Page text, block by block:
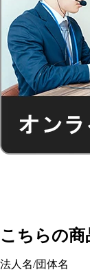
こちらの
法人名/団体名